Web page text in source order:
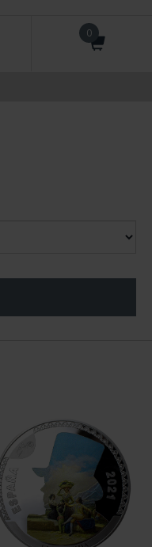
0